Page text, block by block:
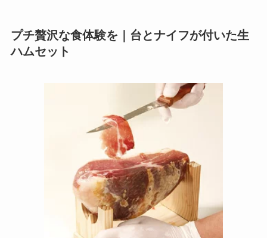
プチ贅沢な食体験を｜台とナイフが付いた生
ハムセット